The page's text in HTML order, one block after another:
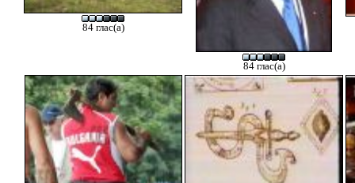
84 глас(а)
84 глас(а)